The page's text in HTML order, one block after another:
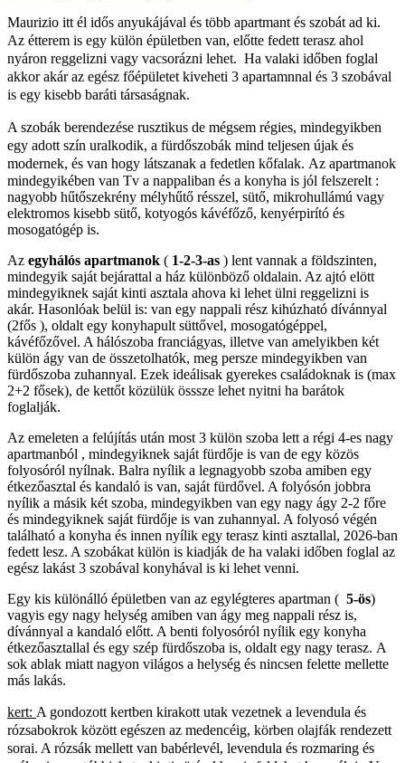
Maurizio itt él idős anyukájával és több apartmant és szobát ad ki.
Az étterem is egy külön épületben van, előtte fedett terasz ahol
nyáron reggelizni vagy vacsorázni lehet. Ha valaki időben foglal
akkor akár az egész főépületet kiveheti 3 apartamnnal és 3 szobával
is egy kisebb baráti társaságnak.
A szobák berendezése rusztikus de mégsem régies, mindegyikben
egy adott szín uralkodik, a fürdőszobák mind teljesen újak és
modernek, és van hogy látszanak a fedetlen kőfalak. Az apartmanok
mindegyikében van Tv a nappaliban és a konyha is jól felszerelt :
nagyobb hűtőszekrény mélyhűtő résszel, sütő, mikrohullámú vagy
elektromos kisebb sütő, kotyogós kávéfőző, kenyérpirító és
mosogatógép is.
Az egyhálós apartmanok ( 1-2-3-as ) lent vannak a földszinten,
mindegyik saját bejárattal a ház különböző oldalain. Az ajtó elött
mindegyiknek saját kinti asztala ahova ki lehet ülni reggelizni is
akár. Hasonlóak belül is: van egy nappali rész kihúzható dívánnyal
(2fős ), oldalt egy konyhapult süttővel, mosogatógéppel,
kávéfőzővel. A hálószoba franciágyas, illetve van amelyikben két
külön ágy van de összetolhatók, meg persze mindegyikben van
fürdőszoba zuhannyal. Ezek ideálisak gyerekes családoknak is (max
2+2 fősek), de kettőt közülük össsze lehet nyitni ha barátok
foglalják.
Az emeleten a felújítás után most 3 külön szoba lett a régi 4-es nagy
apartmanból , mindegyiknek saját fürdője is van de egy közös
folyosóról nyílnak. Balra nyílik a legnagyobb szoba amiben egy
étkezőasztal és kandaló is van, saját fürdővel. A folyósón jobbra
nyílik a másik két szoba, mindegyikben van egy nagy ágy 2-2 főre
és mindegyiknek saját fürdője is van zuhannyal. A folyosó végén
található a konyha és innen nyílik egy terasz kinti asztallal, 2026-ban
fedett lesz. A szobákat külön is kiadják de ha valaki időben foglal az
egész lakást 3 szobával konyhával is ki lehet venni.
Egy kis különálló épületben van az egylégteres apartman ( 5-ös)
vagyis egy nagy helység amiben van ágy meg nappali rész is,
dívánnyal a kandaló előtt. A benti folyosóról nyílik egy konyha
étkezőasztallal és egy szép fürdőszoba is, oldalt egy nagy terasz. A
sok ablak miatt nagyon világos a helység és nincsen felette mellette
más lakás.
kert: A gondozott kertben kirakott utak vezetnek a levendula és
rózsabokrok között egészen az medencéig, körben olajfák rendezett
sorai. A rózsák mellett van babérlevél, levendula és rozmaring és